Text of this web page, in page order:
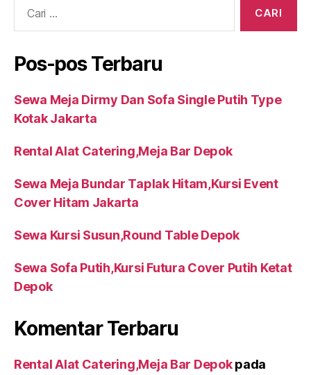
Pos-pos Terbaru
Sewa Meja Dirmy Dan Sofa Single Putih Type
Kotak Jakarta
Rental Alat Catering,Meja Bar Depok
Sewa Meja Bundar Taplak Hitam,Kursi Event
Cover Hitam Jakarta
Sewa Kursi Susun,Round Table Depok
Sewa Sofa Putih,Kursi Futura Cover Putih Ketat
Depok
Komentar Terbaru
Rental Alat Catering,Meja Bar Depokpada